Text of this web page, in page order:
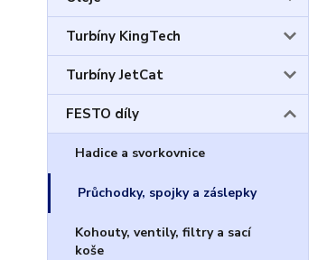
Turbíny KingTech
Turbíny JetCat
FESTO díly
Hadice a svorkovnice
Průchodky, spojky a záslepky
Kohouty, ventily, filtry a sací
koše